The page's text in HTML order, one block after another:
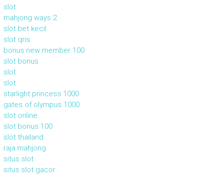
slot
mahjong ways 2
slot bet kecil
slot qris
bonus new member 100
slot bonus
slot
slot
starlight princess 1000
gates of olympus 1000
slot online
slot bonus 100
slot thailand
raja mahjong
situs slot
situs slot gacor